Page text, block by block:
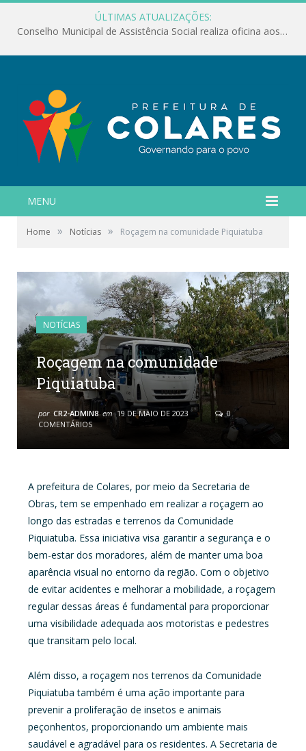
ÚLTIMAS ATUALIZAÇÕES:
Conselho Municipal de Assistência Social realiza oficina aos servidores
MENU
Home » Notícias » Roçagem na comunidade Piquiatuba
NOTÍCIAS
Roçagem na comunidade
Piquiatuba
por CR2-ADMIN8 em 19 DE MAIO DE 2023
0
COMENTÁRIOS
A prefeitura de Colares, por meio da Secretaria de
Obras, tem se empenhado em realizar a roçagem ao
longo das estradas e terrenos da Comunidade
Piquiatuba. Essa iniciativa visa garantir a segurança e o
bem-estar dos moradores, além de manter uma boa
aparência visual no entorno da região. Com o objetivo
de evitar acidentes e melhorar a mobilidade, a roçagem
regular dessas áreas é fundamental para proporcionar
uma visibilidade adequada aos motoristas e pedestres
que transitam pelo local.
Além disso, a roçagem nos terrenos da Comunidade
Piquiatuba também é uma ação importante para
prevenir a proliferação de insetos e animais
peçonhentos, proporcionando um ambiente mais
saudável e agradável para os residentes. A Secretaria de